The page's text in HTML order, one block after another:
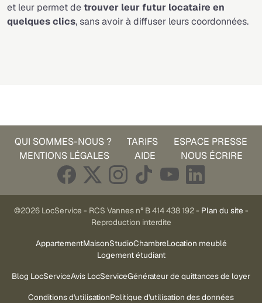
et leur permet detrouver leur futur locataire en
quelques clics, sans avoir à diffuser leurs coordonnées.
QUI SOMMES-NOUS ? TARIFS
ESPACE PRESSE
MENTIONS LÉGALES
AIDE NOUS ÉCRIRE
©2026 LocService - RCS Vannes n° B 414 438 192 - Plan du site -
Reproduction interdite
AppartementMaisonStudioChambreLocation meublé
Logement étudiant
Blog LocServiceAvis LocServiceGénérateur de quittances de loyer
Conditions d'utilisationPolitique d'utilisation des données